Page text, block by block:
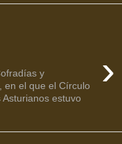
›
y
en el que el Círculo
estuvo